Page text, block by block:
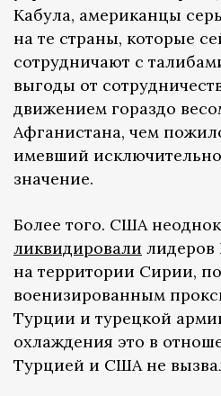
Кабула, американцы
на те страны, которые
сотрудничают с
выгоды от
движением гораздо
Афганистана, чем
имевший
значение.
Более того. США
ликвидировали
на территории Сирии,
военизированным
Турции и турецкой
охлаждения это в
Турцией и США не